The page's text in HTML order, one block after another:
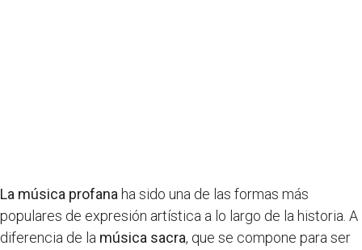
La música profana ha sido una de las formas más
populares de expresión artística a lo largo de la historia. A
diferencia de la música sacra, que se compone para ser